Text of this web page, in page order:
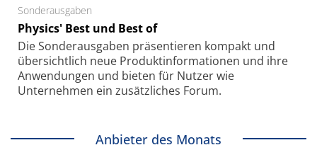
Sonderausgaben
Physics' Best und Best of
Die Sonder­ausgaben präsentieren kompakt und
übersichtlich neue Produkt­informationen und ihre
Anwendungen und bieten für Nutzer wie
Unternehmen ein zusätzliches Forum.
Anbieter des Monats